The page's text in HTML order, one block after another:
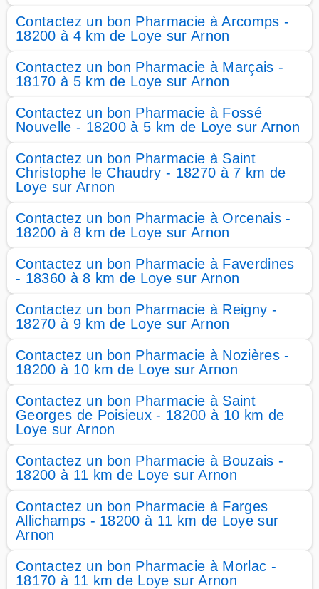
Contactez un bon Pharmacie à Arcomps -
18200 à 4 km de Loye sur Arnon
Contactez un bon Pharmacie à Marçais -
18170 à 5 km de Loye sur Arnon
Contactez un bon Pharmacie à Fossé
Nouvelle - 18200 à 5 km de Loye sur Arnon
Contactez un bon Pharmacie à Saint
Christophe le Chaudry - 18270 à 7 km de
Loye sur Arnon
Contactez un bon Pharmacie à Orcenais -
18200 à 8 km de Loye sur Arnon
Contactez un bon Pharmacie à Faverdines
- 18360 à 8 km de Loye sur Arnon
Contactez un bon Pharmacie à Reigny -
18270 à 9 km de Loye sur Arnon
Contactez un bon Pharmacie à Nozières -
18200 à 10 km de Loye sur Arnon
Contactez un bon Pharmacie à Saint
Georges de Poisieux - 18200 à 10 km de
Loye sur Arnon
Contactez un bon Pharmacie à Bouzais -
18200 à 11 km de Loye sur Arnon
Contactez un bon Pharmacie à Farges
Allichamps - 18200 à 11 km de Loye sur
Arnon
Contactez un bon Pharmacie à Morlac -
18170 à 11 km de Loye sur Arnon